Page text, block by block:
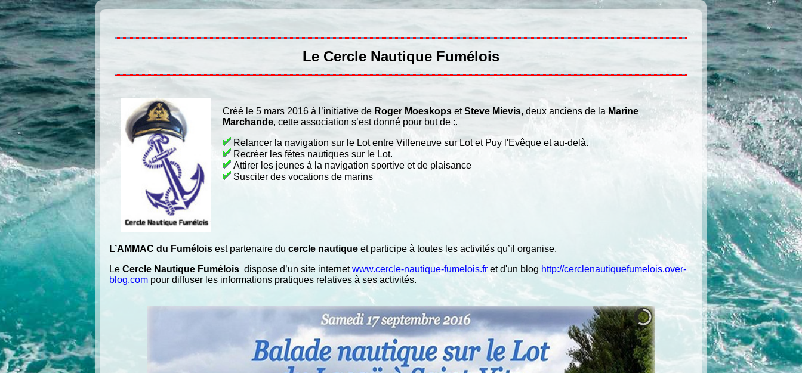
Le Cercle Nautique Fumélois
Créé le 5 mars 2016 à l’initiative de Roger Moeskops etSteve Mievis, deux anciens de la Marine
Marchande, cette association s’est donné pour but de :.
Relancer la navigation sur le Lot entre Villeneuve sur Lot et Puy l'Evêque et au-delà.
Recréer les fêtes nautiques sur le Lot.
Attirer les jeunes à la navigation sportive et de plaisance
Susciter des vocations de marins
L’AMMAC du Fumélois est partenaire du cercle nautique et participe à toutes les activités qu’il organise.
Le Cercle Nautique Fumélois dispose d’un site internet www.cercle-nautique-fumelois.fr et d'un blog http://cerclenautiquefumelois.over-
blog.com pour diffuser les informations pratiques relatives à ses activités.